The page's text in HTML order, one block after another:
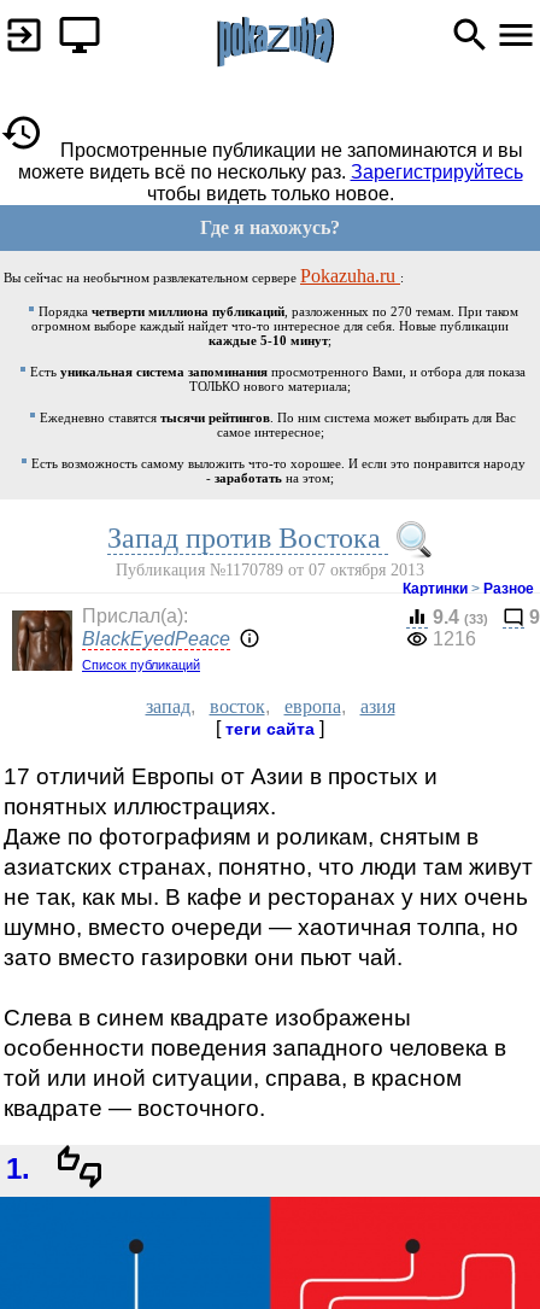
Просмотренные публикации не запоминаются и вы
можете видеть всё по нескольку раз. Зарегистрируйтесь
чтобы видеть только новое.
Где я нахожусь?
Вы сейчас на необычном развлекательном сервере Pokazuha.ru :
Порядка четверти миллиона публикаций, разложенных по 270 темам. При таком
огромном выборе каждый найдет что-то интересное для себя. Новые публикации
каждые 5-10 минут;
Есть уникальная система запоминания просмотренного Вами, и отбора для показа
ТОЛЬКО нового материала;
Ежедневно ставятся тысячи рейтингов . По ним система может выбирать для Вас
самое интересное;
Есть возможность самому выложить что-то хорошее. И если это понравится народу
- заработать на этом;
Запад против Востока
Публикация №1170789 от 07 октября 2013
Картинки > Разное
Прислал(a):
BlackEyedPeace
Список публикаций
9.4 (33)
9
1216
запад, восток, европа, азия
[теги сайта ]
17 отличий Европы от Азии в простых и
понятных иллюстрациях.
Даже по фотографиям и роликам, снятым в
азиатских странах, понятно, что люди там живут
не так, как мы. В кафе и ресторанах у них очень
шумно, вместо очереди — хаотичная толпа, но
зато вместо газировки они пьют чай.
Слева в синем квадрате изображены
особенности поведения западного человека в
той или иной ситуации, справа, в красном
квадрате — восточного.
1.